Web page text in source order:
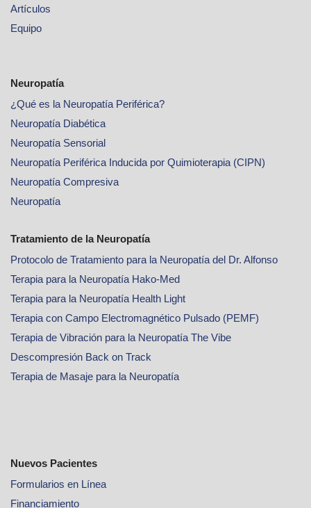
Artículos
Equipo
Neuropatía
¿Qué es la Neuropatía Periférica?
Neuropatía Diabética
Neuropatía Sensorial
Neuropatía Periférica Inducida por Quimioterapia (CIPN)
Neuropatía Compresiva
Neuropatía
Tratamiento de la Neuropatía
Protocolo de Tratamiento para la Neuropatía del Dr. Alfonso
Terapia para la Neuropatía Hako-Med
Terapia para la Neuropatía Health Light
Terapia con Campo Electromagnético Pulsado (PEMF)
Terapia de Vibración para la Neuropatía The Vibe
Descompresión Back on Track
Terapia de Masaje para la Neuropatía
Nuevos Pacientes
Formularios en Línea
Financiamiento